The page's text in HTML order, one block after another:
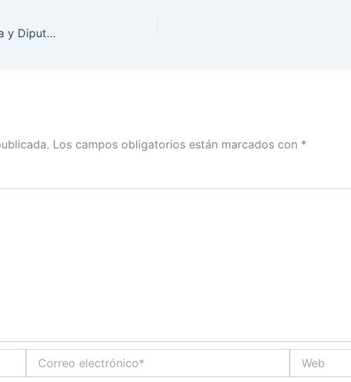
En Sonora se celebra la 25a edición de «Diputada y Diputado Infantil 2023»
Los campos obligatorios están marcados con *
electrónico*